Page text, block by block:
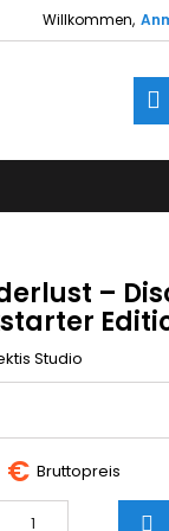
Willkommen,
–
Studio
€ Bruttopreis
